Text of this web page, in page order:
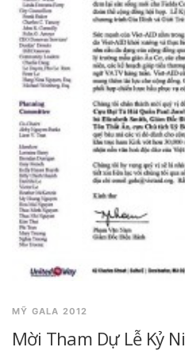
MỸ GALA 2012
Mời Tham Dự Lễ Kỷ